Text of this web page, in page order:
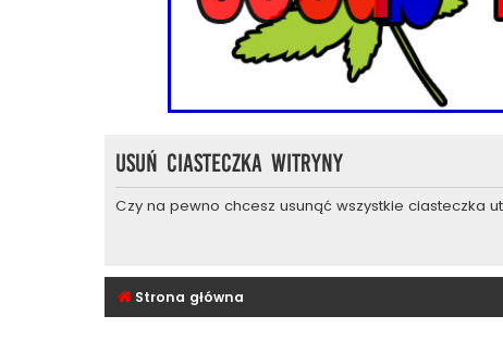
Usuń ciasteczka witryny
Czy na pewno chcesz usunąć wszystkie ciasteczka
Strona główna